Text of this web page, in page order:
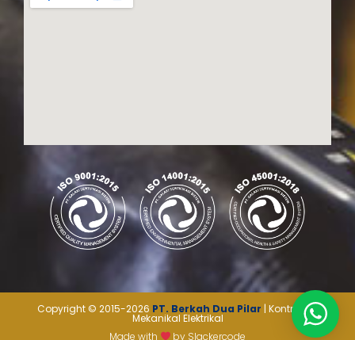
Copyright © 2015-2026 PT. Berkah Dua Pilar | Kontraktor
Mekanikal Elektrikal
Made with
by Slackercode